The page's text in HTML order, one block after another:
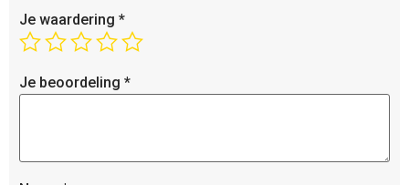
Je waardering *
Je beoordeling *